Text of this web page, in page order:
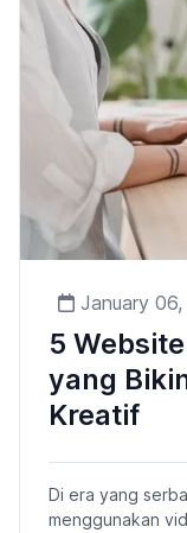
January 06,
5
yang
Kreatif
Di era yang
menggunakan